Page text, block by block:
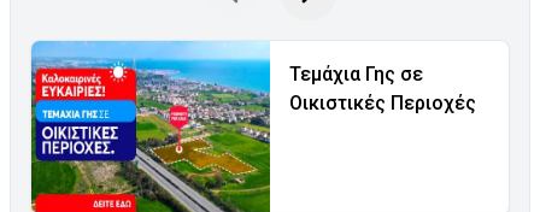
Τεμάχια Γης σε
Οικιστικές Περιοχές